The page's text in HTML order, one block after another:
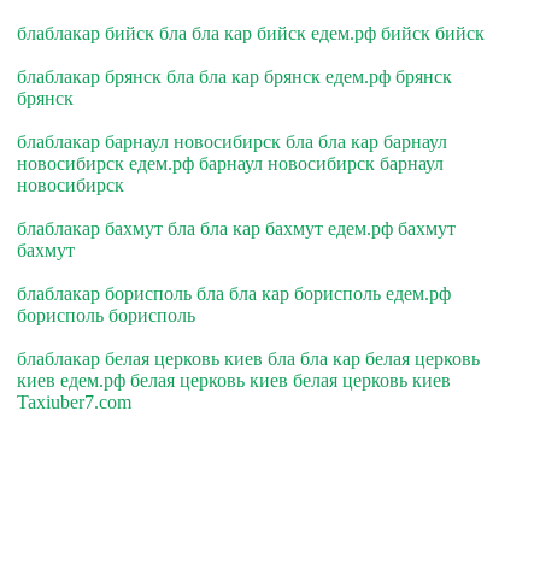
блаблакар бийск бла бла кар бийск едем.рф бийск бийск
блаблакар брянск бла бла кар брянск едем.рф брянск
брянск
блаблакар барнаул новосибирск бла бла кар барнаул
новосибирск едем.рф барнаул новосибирск барнаул
новосибирск
блаблакар бахмут бла бла кар бахмут едем.рф бахмут
бахмут
блаблакар борисполь бла бла кар борисполь едем.рф
борисполь борисполь
блаблакар белая церковь киев бла бла кар белая церковь
киев едем.рф белая церковь киев белая церковь киев
Taxiuber7.com